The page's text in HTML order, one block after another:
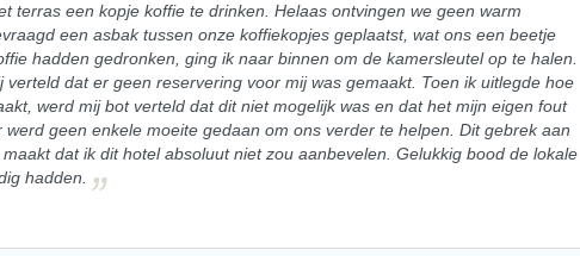
terras een kopje koffie te drinken. Helaas ontvingen we geen warm
een asbak tussen onze koffiekopjes geplaatst, wat ons een beetje
hadden gedronken, ging ik naar binnen om de kamersleutel op te halen.
verteld dat er geen reservering voor mij was gemaakt. Toen ik uitlegde hoe
werd mij bot verteld dat dit niet mogelijk was en dat het mijn eigen fout
geen enkele moeite gedaan om ons verder te helpen. Dit gebrek aan
dat ik dit hotel absoluut niet zou aanbevelen. Gelukkig bood de lokale
hadden.